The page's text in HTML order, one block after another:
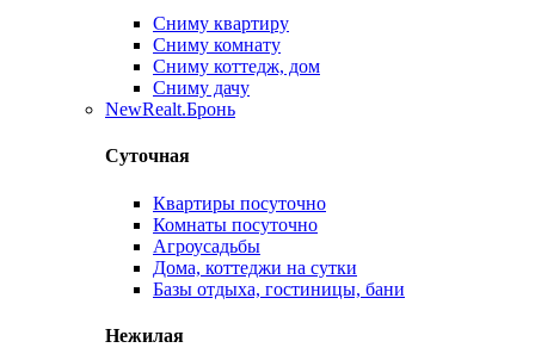
Сниму квартиру
Сниму комнату
Сниму коттедж, дом
Сниму дачу
NewRealt.Бронь
Суточная
Квартиры посуточно
Комнаты посуточно
Агроусадьбы
Дома, коттеджи на сутки
Базы отдыха, гостиницы, бани
Нежилая